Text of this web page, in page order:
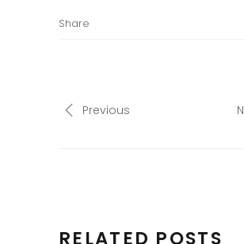
Share
Previous
RELATED POSTS